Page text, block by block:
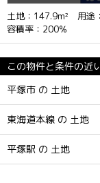
土地：147.9m² 用途
容積率：200％
この物件と条件の近
平塚市 の 土地
東海道本線 の 土地
平塚駅 の 土地